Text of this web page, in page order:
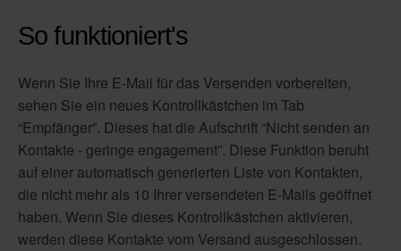
So funktioniert's
Wenn Sie Ihre E-Mail für das Versenden vorbereiten,
sehen Sie ein neues Kontrollkästchen im Tab
“Empfänger”. Dieses hat die Aufschrift “Nicht senden an
Kontakte - geringe engagement”. Diese Funktion beruht
auf einer automatisch generierten Liste von Kontakten,
die nicht mehr als 10 Ihrer versendeten E-Mails geöffnet
haben. Wenn Sie dieses Kontrollkästchen aktivieren,
werden diese Kontakte vom Versand ausgeschlossen.